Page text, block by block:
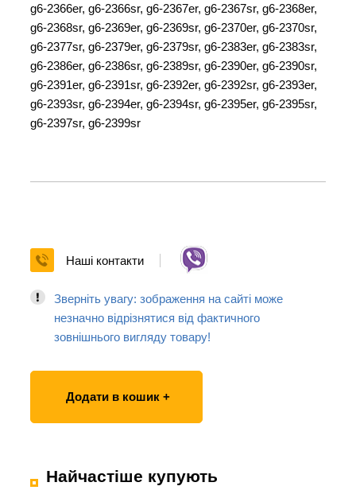
g6-2366er, g6-2366sr, g6-2367er, g6-2367sr, g6-2368er,
g6-2368sr, g6-2369er, g6-2369sr, g6-2370er, g6-2370sr,
g6-2377sr, g6-2379er, g6-2379sr, g6-2383er, g6-2383sr,
g6-2386er, g6-2386sr, g6-2389sr, g6-2390er, g6-2390sr,
g6-2391er, g6-2391sr, g6-2392er, g6-2392sr, g6-2393er,
g6-2393sr, g6-2394er, g6-2394sr, g6-2395er, g6-2395sr,
g6-2397sr, g6-2399sr
Наші контакти
Зверніть увагу: зображення на сайті може
незначно відрізнятися від фактичного
зовнішнього вигляду товару!
Додати в кошик +
Найчастіше купують